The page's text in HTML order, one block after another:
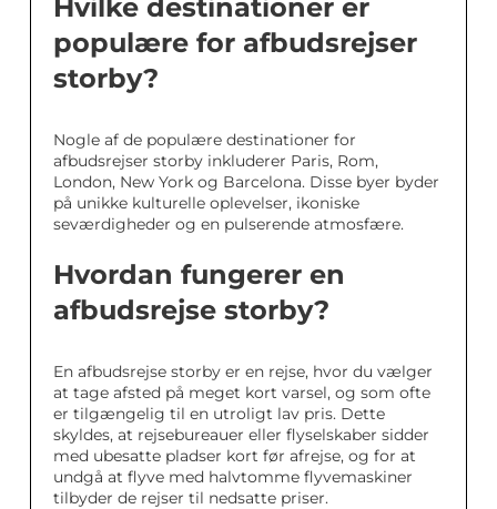
Hvilke destinationer er
populære for afbudsrejser
storby?
Nogle af de populære destinationer for
afbudsrejser storby inkluderer Paris, Rom,
London, New York og Barcelona. Disse byer byder
på unikke kulturelle oplevelser, ikoniske
seværdigheder og en pulserende atmosfære.
Hvordan fungerer en
afbudsrejse storby?
En afbudsrejse storby er en rejse, hvor du vælger
at tage afsted på meget kort varsel, og som ofte
er tilgængelig til en utroligt lav pris. Dette
skyldes, at rejsebureauer eller flyselskaber sidder
med ubesatte pladser kort før afrejse, og for at
undgå at flyve med halvtomme flyvemaskiner
tilbyder de rejser til nedsatte priser.